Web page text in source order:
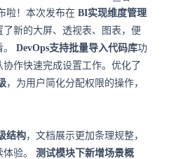
啦！本次发布在 BI实现维度管理
新的大屏、透视表、图表，便
DevOps支持批量导入代码库功
作快速完成设置工作。 优化了
，为用户简化分配权限的操作，
结构，文档展示更加条理规整，
验。 测试模块下新增场景概